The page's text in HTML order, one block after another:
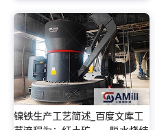
镍铁生产工艺简述_百度文库工